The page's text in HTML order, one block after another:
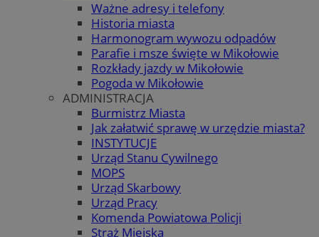
Ważne adresy i telefony
Historia miasta
Harmonogram wywozu odpadów
Parafie i msze święte w Mikołowie
Rozkłady jazdy w Mikołowie
Pogoda w Mikołowie
ADMINISTRACJA
Burmistrz Miasta
Jak załatwić sprawę w urzędzie miasta?
INSTYTUCJE
Urząd Stanu Cywilnego
MOPS
Urząd Skarbowy
Urząd Pracy
Komenda Powiatowa Policji
Straż Miejska